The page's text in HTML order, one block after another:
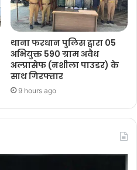
थाना फरधान पुलिस द्वारा 05
अभियुक्त 590 ग्राम अवैध
अल्प्रासेफ (नशीला पाउडर) के
साथ गिरफ्तार
9 hours ago